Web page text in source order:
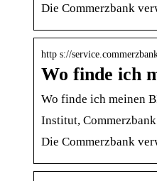
Die Commerzbank
http s://
Wo finde ich
Wo finde ich meinen
Institut,
Die Commerzbank